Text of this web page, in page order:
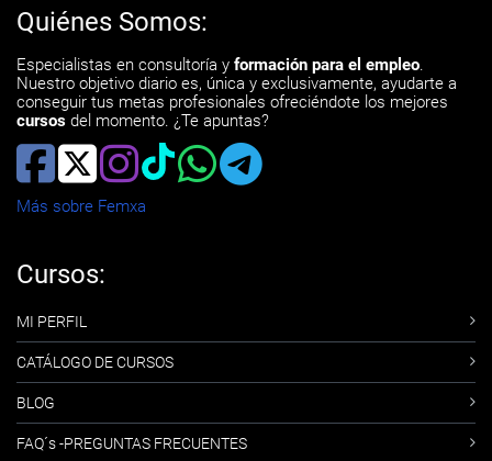
Quiénes Somos:
Especialistas en consultoría y formación para el empleo.
Nuestro objetivo diario es, única y exclusivamente, ayudarte a
conseguir tus metas profesionales ofreciéndote los mejores
cursos del momento. ¿Te apuntas?
Más sobre Femxa
Cursos:
MI PERFIL
CATÁLOGO DE CURSOS
BLOG
FAQ´s -PREGUNTAS FRECUENTES